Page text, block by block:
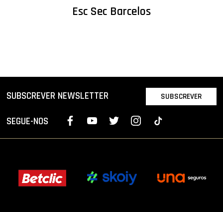
Esc Sec Barcelos
SUBSCREVER NEWSLETTER SUBSCREVER
SEGUE-NOS